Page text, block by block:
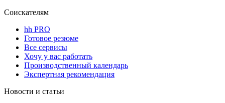
Соискателям
hh PRO
Готовое резюме
Все сервисы
Хочу у вас работать
Производственный календарь
Экспертная рекомендация
Новости и статьи